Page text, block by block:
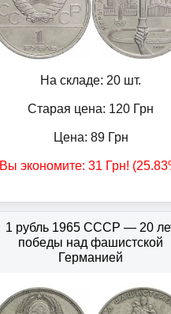
На складе: 20 шт.
Старая цена: 120 Грн
Цена: 89Грн
Вы экономите: 31 Грн!
1 рубль 1965 СССР — 20
победы над фашистской
Германией